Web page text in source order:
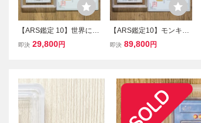
【ARS鑑定 10】世界に5
枚 クウラ EXR EX2-003
10 鑑定品 DRAGON BAL
L
即決 29,800円
【ARS鑑定10】モンキ
ー・D・ルフィ L ★ OP16
S10 鑑定品 決戦の刻
即決 89,800円